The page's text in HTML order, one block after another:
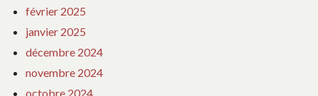
février 2025
janvier 2025
décembre 2024
novembre 2024
octobre 2024